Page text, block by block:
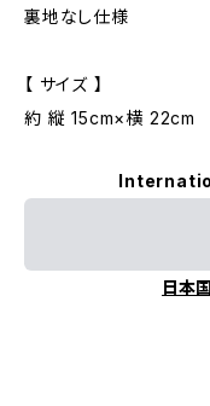
裏地なし仕様
【 サイズ 】
約 縦 15cm×横 22cm
日本